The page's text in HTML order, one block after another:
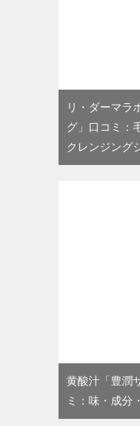
リ・ダーマラ
グ」口コミ：
クレンジング
黄酸汁「豊潤
ミ：味・成分